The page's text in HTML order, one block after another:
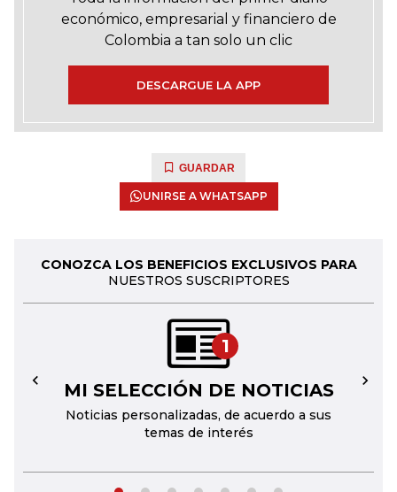
económico, empresarial y financiero de
Colombia a tan solo un clic
DESCARGUE LA APP
GUARDAR
UNIRSE A WHATSAPP
CONOZCA LOS BENEFICIOS EXCLUSIVOS PARA
NUESTROS SUSCRIPTORES
1
MI SELECCIÓN DE NOTICIAS
Noticias personalizadas, de acuerdo a sus
temas de interés
← →